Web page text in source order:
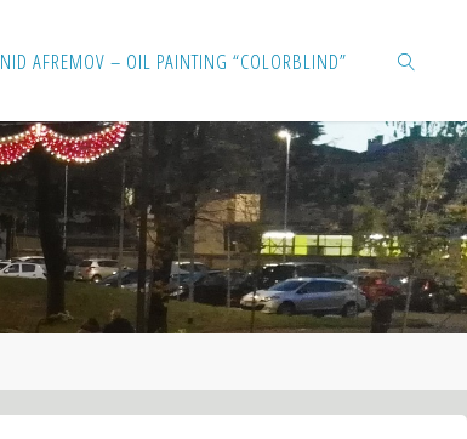
AFREMOV – OIL PAINTING “COLORBLIND”
CERCA